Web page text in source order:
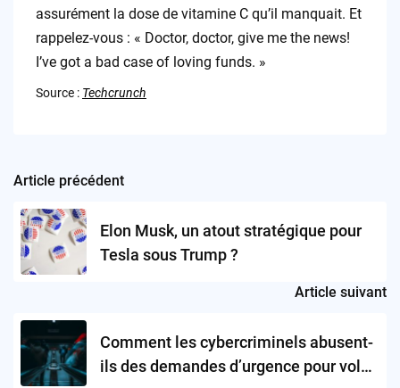
assurément la dose de vitamine C qu’il manquait. Et
rappelez-vous : « Doctor, doctor, give me the news!
I’ve got a bad case of loving funds. »
Source : Techcrunch
Post
navigation
Article précédent
Elon Musk, un atout stratégique pour
Tesla sous Trump ?
Article suivant
Comment les cybercriminels abusent-
ils des demandes d’urgence pour voler